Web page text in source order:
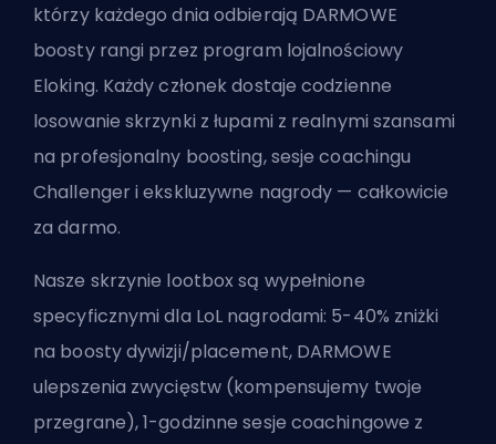
którzy każdego dnia odbierają DARMOWE
boosty rangi przez program lojalnościowy
Eloking. Każdy członek dostaje codzienne
losowanie skrzynki z łupami z realnymi szansami
na profesjonalny boosting, sesje coachingu
Challenger i ekskluzywne nagrody — całkowicie
za darmo.
Nasze skrzynie lootbox są wypełnione
specyficznymi dla LoL nagrodami: 5-40% zniżki
na boosty dywizji/placement, DARMOWE
ulepszenia zwycięstw (kompensujemy twoje
przegrane), 1-godzinne sesje coachingowe z